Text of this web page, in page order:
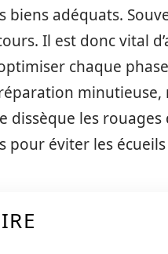
biens adéquats.
Il est donc vital
chaque
minutieuse,
dissèque les
pour éviter les